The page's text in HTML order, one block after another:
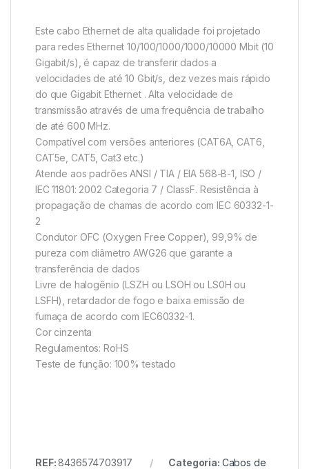
Este cabo Ethernet de alta qualidade foi projetado
para redes Ethernet 10/100/1000/1000/10000 Mbit (10
Gigabit/s), é capaz de transferir dados a
velocidades de até 10 Gbit/s, dez vezes mais rápido
do que Gigabit Ethernet . Alta velocidade de
transmissão através de uma frequência de trabalho
de até 600 MHz.
Compatível com versões anteriores (CAT6A, CAT6,
CAT5e, CAT5, Cat3 etc.)
Atende aos padrões ANSI / TIA / EIA 568-B-1, ISO /
IEC 11801: 2002 Categoria 7 / ClassF. Resistência à
propagação de chamas de acordo com IEC 60332-1-
2
Condutor OFC (Oxygen Free Copper), 99,9% de
pureza com diâmetro AWG26 que garante a
transferência de dados
Livre de halogênio (LSZH ou LSOH ou LS0H ou
LSFH), retardador de fogo e baixa emissão de
fumaça de acordo com IEC60332-1.
Cor cinzenta
Regulamentos: RoHS
Teste de função: 100% testado
REF:8436574703917 Categoria: Cabos de